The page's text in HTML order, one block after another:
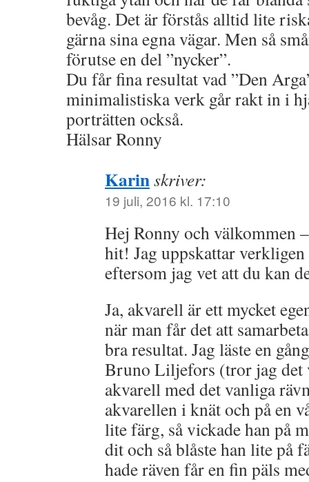
bevåg. Det är förstås alltid lite
gärna sina egna vägar. Men så
förutse en del ”nycker”.
Du får fina resultat vad ”Den
minimalistiska verk går rakt in i
porträtten också.
Hälsar Ronny
Karinskriver:
19 juli, 2016 kl. 17:10
Hej Ronny och välkommen
hit! Jag uppskattar
eftersom jag vet att du kan
Ja, akvarell är ett mycket
när man får det att
bra resultat. Jag läste en
Bruno Liljefors (tror jag det
akvarell med det vanliga
akvarellen i knät och på en
lite färg, så vickade han på
dit och så blåste han lite på
hade räven får en fin päls